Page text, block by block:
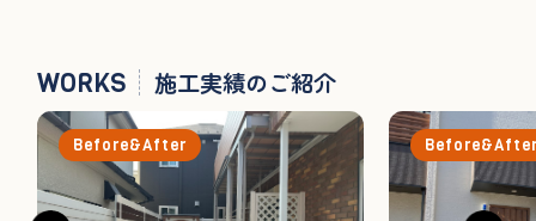
WORKS 施工実績のご紹介
Before&After